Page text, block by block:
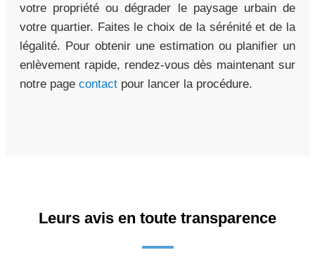
votre propriété ou dégrader le paysage urbain de
votre quartier. Faites le choix de la sérénité et de la
légalité. Pour obtenir une estimation ou planifier un
enlèvement rapide, rendez-vous dès maintenant sur
notre page contact pour lancer la procédure.
Leurs avis en toute transparence